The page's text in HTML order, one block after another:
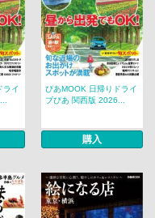
ライ
ぴあMOOK 日帰りドライ
ブぴあ 関西版 2026...
購入